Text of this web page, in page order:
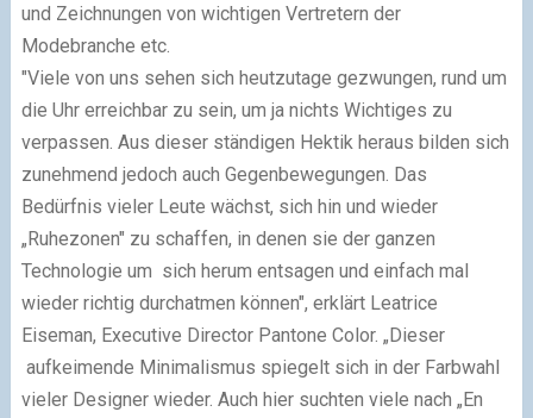
und Zeichnungen von wichtigen Vertretern der
Modebranche etc.
"Viele von uns sehen sich heutzutage gezwungen, rund um
die Uhr erreichbar zu sein, um ja nichts Wichtiges zu
verpassen. Aus dieser ständigen Hektik heraus bilden sich
zunehmend jedoch auch Gegenbewegungen. Das
Bedürfnis vieler Leute wächst, sich hin und wieder
„Ruhezonen" zu schaffen, in denen sie der ganzen
Technologie um sich herum entsagen und einfach mal
wieder richtig durchatmen können", erklärt Leatrice
Eiseman, Executive Director Pantone Color. „Dieser
aufkeimende Minimalismus spiegelt sich in der Farbwahl
vieler Designer wieder. Auch hier suchten viele nach „En